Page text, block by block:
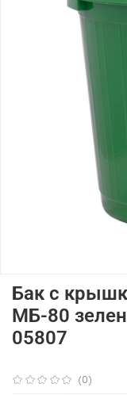
(0)
Бак с
МБ-80
05807